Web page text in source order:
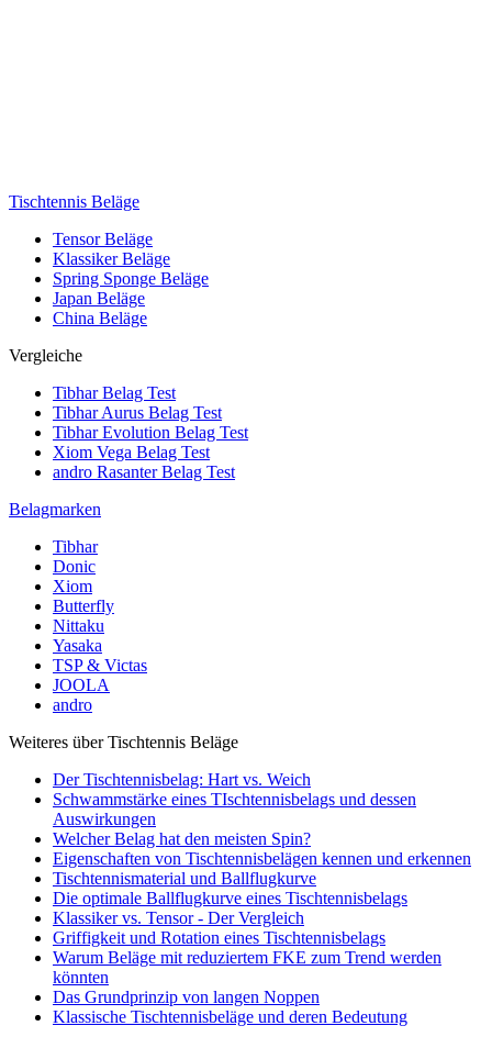
Tischtennis Beläge
Tensor Beläge
Klassiker Beläge
Spring Sponge Beläge
Japan Beläge
China Beläge
Vergleiche
Tibhar Belag Test
Tibhar Aurus Belag Test
Tibhar Evolution Belag Test
Xiom Vega Belag Test
andro Rasanter Belag Test
Belagmarken
Tibhar
Donic
Xiom
Butterfly
Nittaku
Yasaka
TSP & Victas
JOOLA
andro
Weiteres über Tischtennis Beläge
Der Tischtennisbelag: Hart vs. Weich
Schwammstärke eines TIschtennisbelags und dessen
Auswirkungen
Welcher Belag hat den meisten Spin?
Eigenschaften von Tischtennisbelägen kennen und erkennen
Tischtennismaterial und Ballflugkurve
Die optimale Ballflugkurve eines Tischtennisbelags
Klassiker vs. Tensor - Der Vergleich
Griffigkeit und Rotation eines Tischtennisbelags
Warum Beläge mit reduziertem FKE zum Trend werden
könnten
Das Grundprinzip von langen Noppen
Klassische Tischtennisbeläge und deren Bedeutung